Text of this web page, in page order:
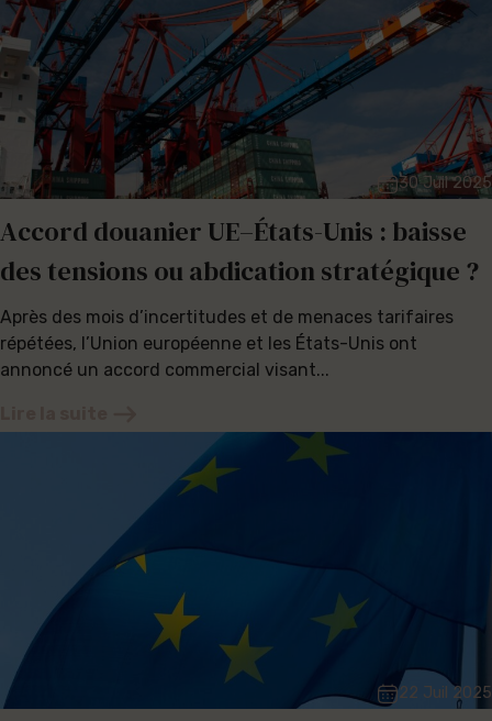
30 Juil 2025
Accord douanier UE–États-Unis : baisse
des tensions ou abdication stratégique ?
Après des mois d’incertitudes et de menaces tarifaires
répétées, l’Union européenne et les États-Unis ont
annoncé un accord commercial visant...
22 Juil 2025